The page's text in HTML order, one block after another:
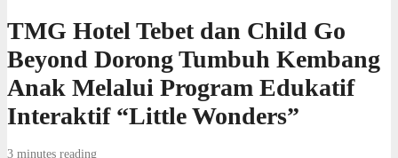
TMG Hotel Tebet dan Child Go
Beyond Dorong Tumbuh Kembang
Anak Melalui Program Edukatif
Interaktif “Little Wonders”
3 minutes reading